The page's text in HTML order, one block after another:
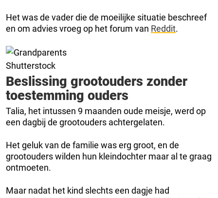
Het was de vader die de moeilijke situatie beschreef
en om advies vroeg op het forum van Reddit.
Shutterstock
Beslissing grootouders zonder
toestemming ouders
Talia, het intussen 9 maanden oude meisje, werd op
een dagbij de grootouders achtergelaten.
Het geluk van de familie was erg groot, en de
grootouders wilden hun kleindochter maar al te graag
ontmoeten.
Maar nadat het kind slechts een dagje had